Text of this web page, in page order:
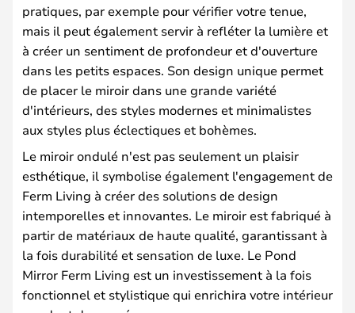
pratiques, par exemple pour vérifier votre tenue,
mais il peut également servir à refléter la lumière et
à créer un sentiment de profondeur et d'ouverture
dans les petits espaces. Son design unique permet
de placer le miroir dans une grande variété
d'intérieurs, des styles modernes et minimalistes
aux styles plus éclectiques et bohèmes.
Le miroir ondulé n'est pas seulement un plaisir
esthétique, il symbolise également l'engagement de
Ferm Living à créer des solutions de design
intemporelles et innovantes. Le miroir est fabriqué à
partir de matériaux de haute qualité, garantissant à
la fois durabilité et sensation de luxe. Le Pond
Mirror Ferm Living est un investissement à la fois
fonctionnel et stylistique qui enrichira votre intérieur